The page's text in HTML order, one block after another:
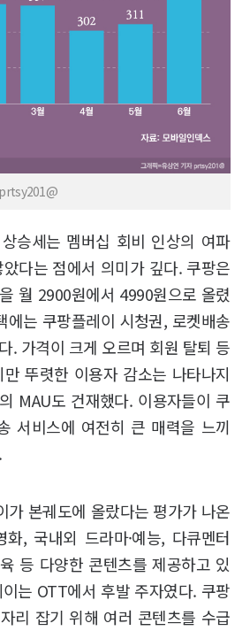
승세는 멤버십 회비 인상의 여파
다는 점에서 의미가 깊다. 쿠팡은
월 2900원에서 4990원으로 올렸
에는 쿠팡플레이 시청권, 로켓배송
. 가격이 크게 오르며 회원 탈퇴 등
뚜렷한 이용자 감소는 나타나지
MAU도 건재했다. 이용자들이 쿠
서비스에 여전히 큰 매력을 느끼
가 본궤도에 올랐다는 평가가 나온
, 국내외 드라마·예능, 다큐멘터
등 다양한 콘텐츠를 제공하고 있
는 OTT에서 후발 주자였다. 쿠팡
리 잡기 위해 여러 콘텐츠를 수급